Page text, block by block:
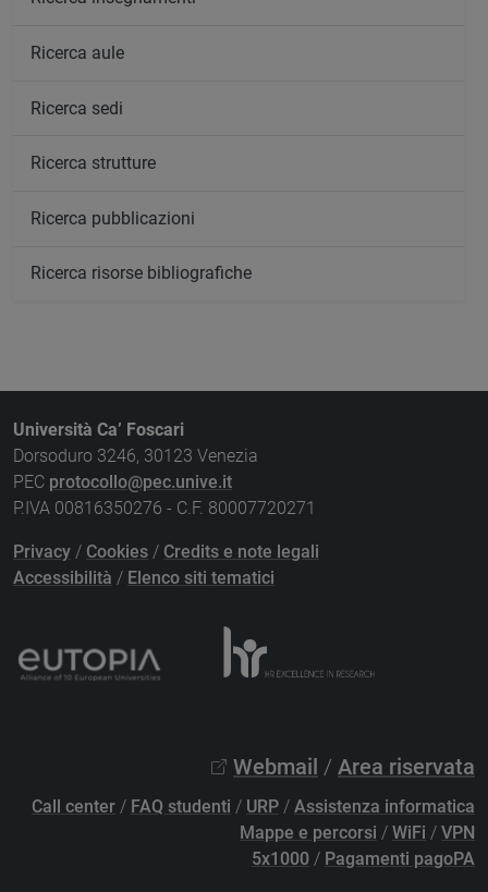
Ricerca aule
Ricerca sedi
Ricerca strutture
Ricerca pubblicazioni
Ricerca risorse bibliografiche
Università Ca’ Foscari
Dorsoduro 3246, 30123 Venezia
PEC protocollo@pec.unive.it
P.IVA 00816350276 - C.F. 80007720271
Privacy / Cookies / Credits e note legali
Accessibilità / Elenco siti tematici
Webmail / Area riservata
Call center / FAQ studenti / URP / Assistenza informatica
Mappe e percorsi / WiFi / VPN
5x1000 / Pagamenti pagoPA